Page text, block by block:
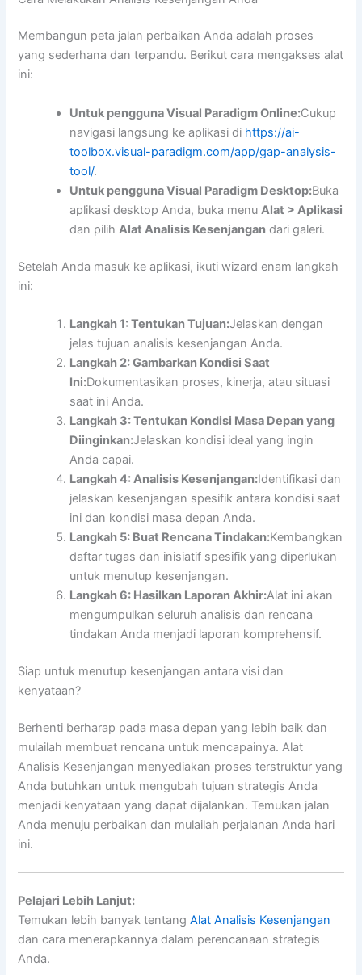
Membangun peta jalan perbaikan Anda adalah proses
yang sederhana dan terpandu. Berikut cara mengakses alat
ini:
Untuk pengguna Visual Paradigm Online:Cukup
navigasi langsung ke aplikasi di https://ai-
toolbox.visual-paradigm.com/app/gap-analysis-
tool/.
Untuk pengguna Visual Paradigm Desktop:Buka
aplikasi desktop Anda, buka menuAlat > Aplikasi
dan pilihAlat Analisis Kesenjangan dari galeri.
Setelah Anda masuk ke aplikasi, ikuti wizard enam langkah
ini:
Langkah 1: Tentukan Tujuan:Jelaskan dengan
jelas tujuan analisis kesenjangan Anda.
Langkah 2: Gambarkan Kondisi Saat
Ini:Dokumentasikan proses, kinerja, atau situasi
saat ini Anda.
Langkah 3: Tentukan Kondisi Masa Depan yang
Diinginkan:Jelaskan kondisi ideal yang ingin
Anda capai.
Langkah 4: Analisis Kesenjangan:Identifikasi dan
jelaskan kesenjangan spesifik antara kondisi saat
ini dan kondisi masa depan Anda.
Langkah 5: Buat Rencana Tindakan:Kembangkan
daftar tugas dan inisiatif spesifik yang diperlukan
untuk menutup kesenjangan.
Langkah 6: Hasilkan Laporan Akhir:Alat ini akan
mengumpulkan seluruh analisis dan rencana
tindakan Anda menjadi laporan komprehensif.
Siap untuk menutup kesenjangan antara visi dan
kenyataan?
Berhenti berharap pada masa depan yang lebih baik dan
mulailah membuat rencana untuk mencapainya. Alat
Analisis Kesenjangan menyediakan proses terstruktur yang
Anda butuhkan untuk mengubah tujuan strategis Anda
menjadi kenyataan yang dapat dijalankan. Temukan jalan
Anda menuju perbaikan dan mulailah perjalanan Anda hari
ini.
Pelajari Lebih Lanjut:
Temukan lebih banyak tentangAlat Analisis Kesenjangan
dan cara menerapkannya dalam perencanaan strategis
Anda.